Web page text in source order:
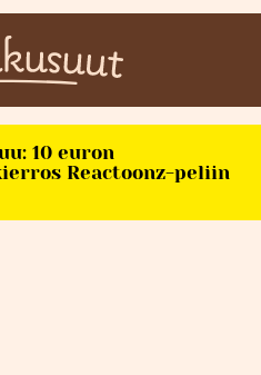
10 euron
Reactoonz-peliin